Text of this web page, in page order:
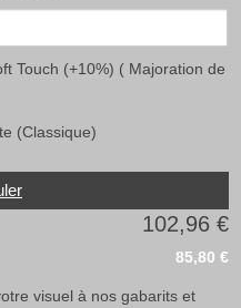
Touch (+10%) ( Majoration de
(Classique)
102,96 €
85,80 €
visuel à nos gabarits et